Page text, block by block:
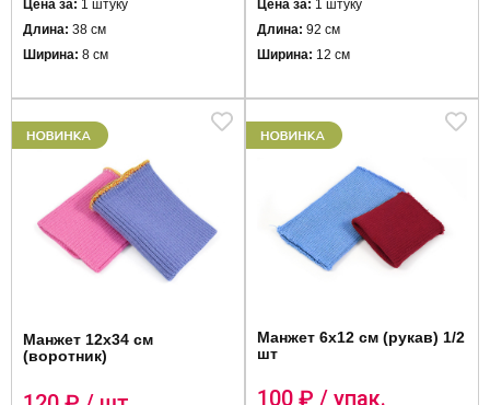
Цена за: 1 штуку
Длина: 38 см
Ширина: 8 см
Цена за: 1 штуку
Длина: 92 см
Ширина: 12 см
Манжет 12х34 см
(воротник)
Манжет 6х12 см (рукав) 1/2
шт
100 ₽ / упак.